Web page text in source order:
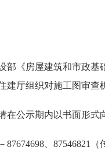
《房屋建筑和市政基
建厅组织对施工图审查
公示期内以书面形式向
、87546821（